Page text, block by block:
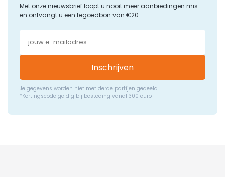
Met onze nieuwsbrief loopt u nooit meer aanbiedingen mis
en ontvangt u een tegoedbon van €20
Inschrijven
Je gegevens worden niet met derde partijen gedeeld
*Kortingscode geldig bij besteding vanaf 300 euro